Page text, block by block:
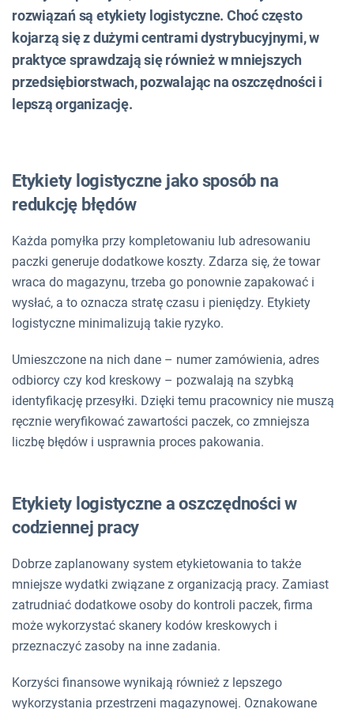
rozwiązań są etykiety logistyczne. Choć często
kojarzą się z dużymi centrami dystrybucyjnymi, w
praktyce sprawdzają się również w mniejszych
przedsiębiorstwach, pozwalając na oszczędności i
lepszą organizację.
Etykiety logistyczne jako sposób na
redukcję błędów
Każda pomyłka przy kompletowaniu lub adresowaniu
paczki generuje dodatkowe koszty. Zdarza się, że towar
wraca do magazynu, trzeba go ponownie zapakować i
wysłać, a to oznacza stratę czasu i pieniędzy. Etykiety
logistyczne minimalizują takie ryzyko.
Umieszczone na nich dane – numer zamówienia, adres
odbiorcy czy kod kreskowy – pozwalają na szybką
identyfikację przesyłki. Dzięki temu pracownicy nie muszą
ręcznie weryfikować zawartości paczek, co zmniejsza
liczbę błędów i usprawnia proces pakowania.
Etykiety logistyczne a oszczędności w
codziennej pracy
Dobrze zaplanowany system etykietowania to także
mniejsze wydatki związane z organizacją pracy. Zamiast
zatrudniać dodatkowe osoby do kontroli paczek, firma
może wykorzystać skanery kodów kreskowych i
przeznaczyć zasoby na inne zadania.
Korzyści finansowe wynikają również z lepszego
wykorzystania przestrzeni magazynowej. Oznakowane